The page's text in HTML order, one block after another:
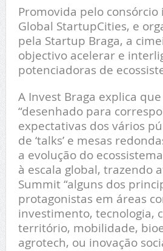
Promovida pelo
Global StartupCities, e
pela Startup Braga, a
objectivo acelerar e
potenciadoras de
A Invest Braga explica
“desenhado para
expectativas dos vários
de ‘talks’ e mesas
a evolução do
à escala global, trazendo
Summit “alguns dos
protagonistas em áreas
investimento, tecnologia,
território, mobilidade,
agrotech, ou inovação